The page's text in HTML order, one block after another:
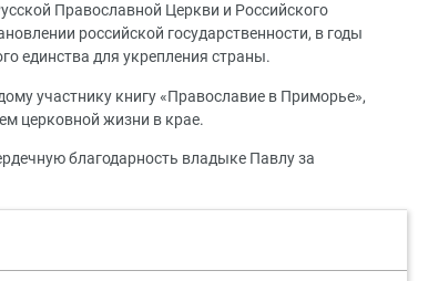
Православной Церкви и Российского
российской государственности, в годы
единства для укрепления страны.
участнику книгу «Православие в Приморье»,
церковной жизни в крае.
благодарность владыке Павлу за